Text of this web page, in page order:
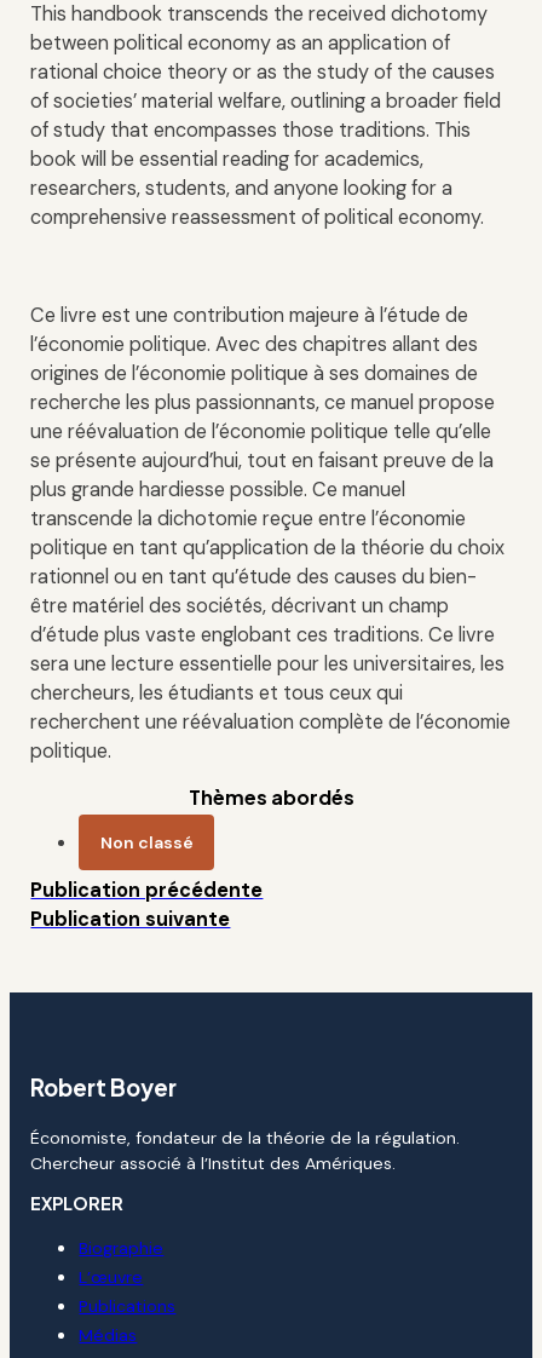
This handbook transcends the received dichotomy
between political economy as an application of
rational choice theory or as the study of the causes
of societies’ material welfare, outlining a broader field
of study that encompasses those traditions. This
book will be essential reading for academics,
researchers, students, and anyone looking for a
comprehensive reassessment of political economy.
Ce livre est une contribution majeure à l’étude de
l’économie politique. Avec des chapitres allant des
origines de l’économie politique à ses domaines de
recherche les plus passionnants, ce manuel propose
une réévaluation de l’économie politique telle qu’elle
se présente aujourd’hui, tout en faisant preuve de la
plus grande hardiesse possible. Ce manuel
transcende la dichotomie reçue entre l’économie
politique en tant qu’application de la théorie du choix
rationnel ou en tant qu’étude des causes du bien-
être matériel des sociétés, décrivant un champ
d’étude plus vaste englobant ces traditions. Ce livre
sera une lecture essentielle pour les universitaires, les
chercheurs, les étudiants et tous ceux qui
recherchent une réévaluation complète de l’économie
politique.
Thèmes abordés
Non classé
Publication précédente
Publication suivante
Robert Boyer
Économiste, fondateur de la théorie de la régulation.
Chercheur associé à l’Institut des Amériques.
EXPLORER
Biographie
L’œuvre
Publications
Médias